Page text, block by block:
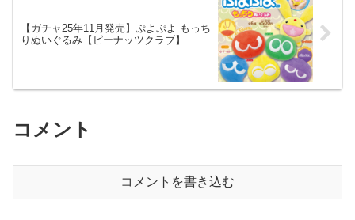
【ガチャ25年11月発売】ぷよぷよ もっち
りぬいぐるみ【ピーナッツクラブ】
コメント
コメントを書き込む